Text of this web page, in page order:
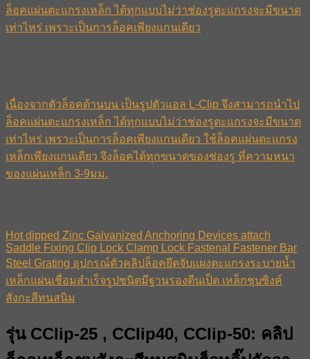
ล็อคแผ่นตะแกรงเหล็ก ได้ทุกแบบไม่ว่าช่องรูตะแกรงจะมีขนาด
เท่าไหร่ เพราะเป็นการล็อคเพียงแกนเดียว
เนื่องจากตัวล็อคด้านบน เป็นรูปตัวแอล L-Clip จึงสามารถนำไป
ล็อคแผ่นตะแกรงเหล็ก ได้ทุกแบบไม่ว่าช่องรูตะแกรงจะมีขนาด
เท่าไหร่ เพราะเป็นการล็อคเพียงแกนเดียว ใช้ล็อคแผ่นตะแกรง
เหล็กเพียงแกนเดียว จึงล็อคได้ทุกขนาดของช่องรู ที่ความหนา
ของแผ่นเหล็ก 3-9มม.
Hot dipped Zinc Galvanized Anchoring Devices attach
Saddle Fixing Clip Lock Clamp Lock Fastenal Fastener Bar
Steel Grating อุปกรณ์ตัวคลิปล็อคยึดจับแผงตะแกรงระบายน้ำ
เหล็กแผ่นเชื่อมสำเร็จรูปชนิดมีฐานรองตีนเป็ด เหล็กชุบซิงค์
สังกะสีทนสนิม
รุ่น CClip-25 , CClip40, CClip-50: คลิป